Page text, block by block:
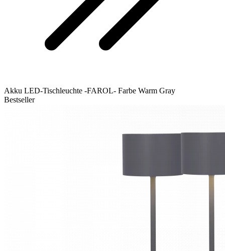
Akku LED-Tischleuchte -FAROL- Farbe Warm Gray
Bestseller